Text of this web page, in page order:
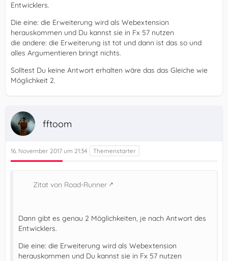
Entwicklers.
Die eine: die Erweiterung wird als Webextension
herauskommen und Du kannst sie in Fx 57 nutzen
die andere: die Erweiterung ist tot und dann ist das so und
alles Argumentieren bringt nichts.
Solltest Du keine Antwort erhalten wäre das das Gleiche wie
Möglichkeit 2.
fftoom
16. November 2017 um 21:34
Zitat von Road-Runner
Dann gibt es genau 2 Möglichkeiten, je nach Antwort des
Entwicklers.
Die eine: die Erweiterung wird als Webextension
herauskommen und Du kannst sie in Fx 57 nutzen